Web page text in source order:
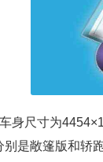
身尺寸为
别是敞篷版和轿